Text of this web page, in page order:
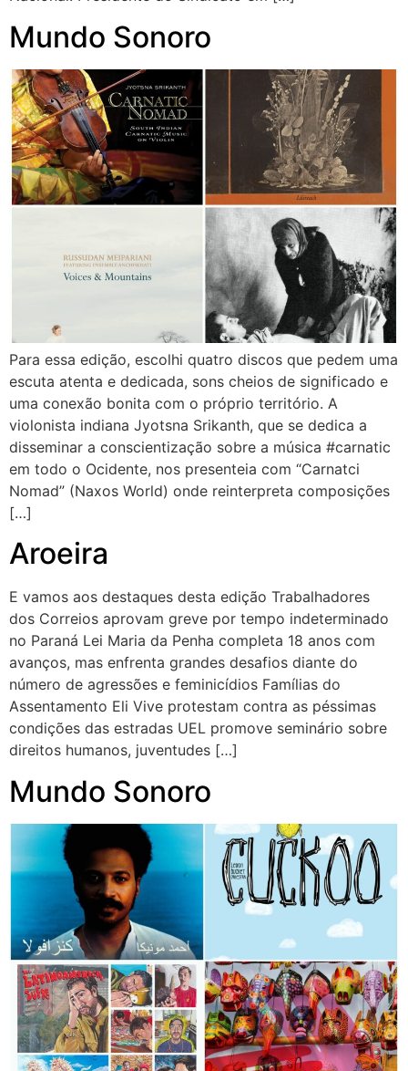
Mundo Sonoro
Para essa edição, escolhi quatro discos que pedem uma
escuta atenta e dedicada, sons cheios de significado e
uma conexão bonita com o próprio território. A
violonista indiana Jyotsna Srikanth, que se dedica a
disseminar a conscientização sobre a música #carnatic
em todo o Ocidente, nos presenteia com “Carnatci
Nomad” (Naxos World) onde reinterpreta composições
[…]
Aroeira
E vamos aos destaques desta edição Trabalhadores
dos Correios aprovam greve por tempo indeterminado
no Paraná Lei Maria da Penha completa 18 anos com
avanços, mas enfrenta grandes desafios diante do
número de agressões e feminicídios Famílias do
Assentamento Eli Vive protestam contra as péssimas
condições das estradas UEL promove seminário sobre
direitos humanos, juventudes […]
Mundo Sonoro